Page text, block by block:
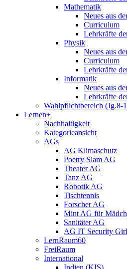
Mathematik
Neues aus
Curriculum
Lehrkräfte
Physik
Neues aus
Curriculum
Lehrkräfte
Informatik
Neues aus
Lehrkräfte
Wahlpflichtbereich (Jg.8-
Lernen+
Nachhaltigkeit
Kategorieansicht
AGs
AG Klimaschutz
Poetry Slam AG
Theater AG
Tanz AG
Robotik AG
Tischtennis
Forscher AG
Mint AG für
Sanitäter AG
AG IT Security
LernRaum60
FreiRaum
International
Indien (KIS)